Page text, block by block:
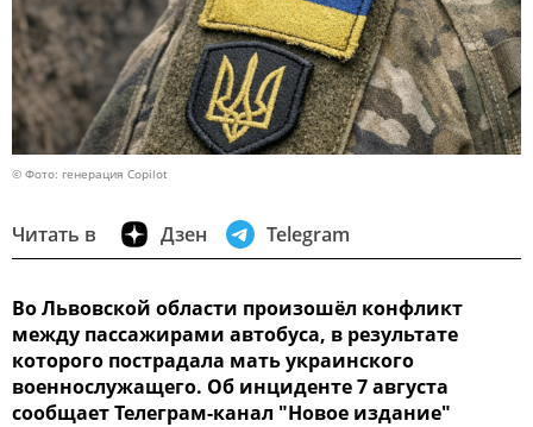
© Фото: генерация Copilot
Читать в Дзен Telegram
Во Львовской области произошёл конфликт
между пассажирами автобуса, в результате
которого пострадала мать украинского
военнослужащего. Об инциденте 7 августа
сообщает Телеграм-канал "Новое издание"